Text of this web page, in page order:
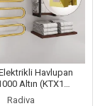
Havlupan
(KTX1
200W
Radiva